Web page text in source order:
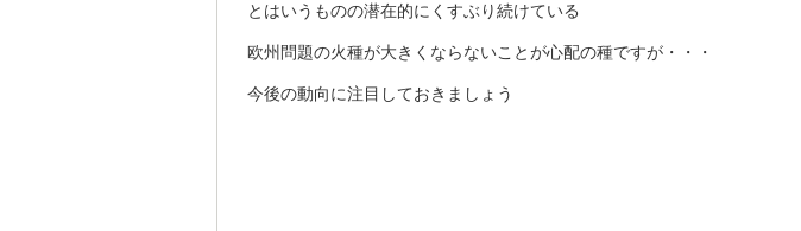
とはいうものの潜在的にくすぶり続けている
欧州問題の火種が大きくならないことが心配の種ですが・・・
今後の動向に注目しておきましょう